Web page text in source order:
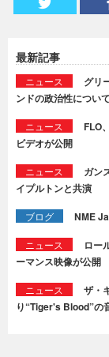
最新記事
ニュース
グリ
ンドの政治性につい
ニュース
FLO
ビデオが公開
ニュース
ガン
イプルトンと共演
ブログ NME
ニュース
ロー
ーマンス映像が公開
ニュース
ザ・
り“Tiger's Blood”の